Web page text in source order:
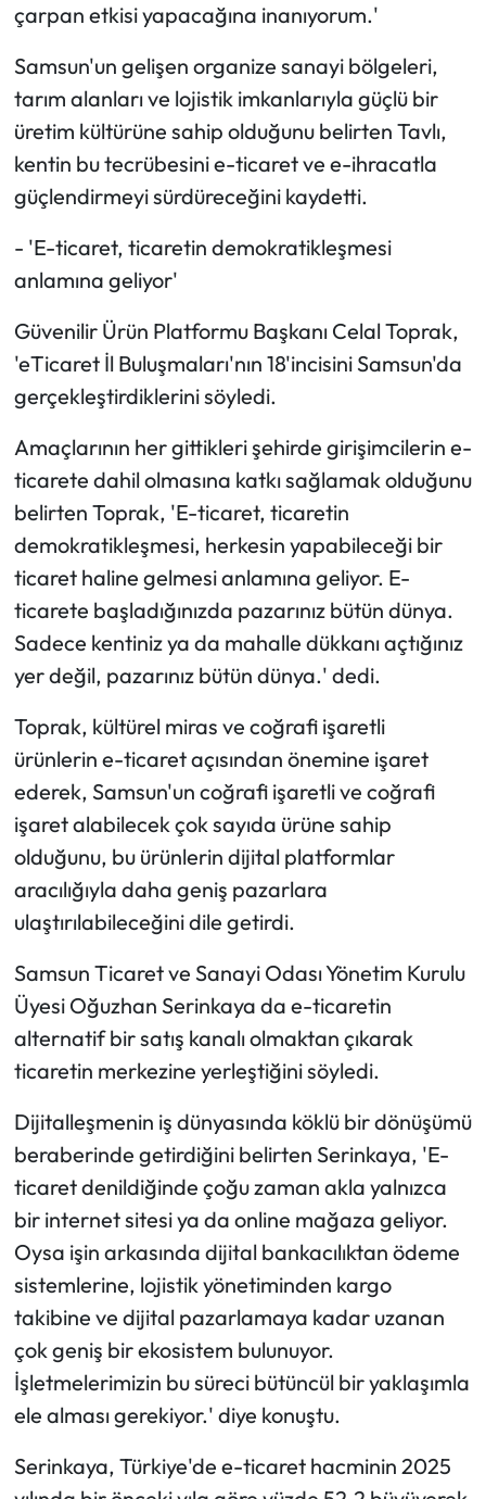
çarpan etkisi yapacağına inanıyorum.'
Samsun'un gelişen organize sanayi bölgeleri,
tarım alanları ve lojistik imkanlarıyla güçlü bir
üretim kültürüne sahip olduğunu belirten Tavlı,
kentin bu tecrübesini e-ticaret ve e-ihracatla
güçlendirmeyi sürdüreceğini kaydetti.
- 'E-ticaret, ticaretin demokratikleşmesi
anlamına geliyor'
Güvenilir Ürün Platformu Başkanı Celal Toprak,
'eTicaret İl Buluşmaları'nın 18'incisini Samsun'da
gerçekleştirdiklerini söyledi.
Amaçlarının her gittikleri şehirde girişimcilerin e-
ticarete dahil olmasına katkı sağlamak olduğunu
belirten Toprak, 'E-ticaret, ticaretin
demokratikleşmesi, herkesin yapabileceği bir
ticaret haline gelmesi anlamına geliyor. E-
ticarete başladığınızda pazarınız bütün dünya.
Sadece kentiniz ya da mahalle dükkanı açtığınız
yer değil, pazarınız bütün dünya.' dedi.
Toprak, kültürel miras ve coğrafi işaretli
ürünlerin e-ticaret açısından önemine işaret
ederek, Samsun'un coğrafi işaretli ve coğrafi
işaret alabilecek çok sayıda ürüne sahip
olduğunu, bu ürünlerin dijital platformlar
aracılığıyla daha geniş pazarlara
ulaştırılabileceğini dile getirdi.
Samsun Ticaret ve Sanayi Odası Yönetim Kurulu
Üyesi Oğuzhan Serinkaya da e-ticaretin
alternatif bir satış kanalı olmaktan çıkarak
ticaretin merkezine yerleştiğini söyledi.
Dijitalleşmenin iş dünyasında köklü bir dönüşümü
beraberinde getirdiğini belirten Serinkaya, 'E-
ticaret denildiğinde çoğu zaman akla yalnızca
bir internet sitesi ya da online mağaza geliyor.
Oysa işin arkasında dijital bankacılıktan ödeme
sistemlerine, lojistik yönetiminden kargo
takibine ve dijital pazarlamaya kadar uzanan
çok geniş bir ekosistem bulunuyor.
İşletmelerimizin bu süreci bütüncül bir yaklaşımla
ele alması gerekiyor.' diye konuştu.
Serinkaya, Türkiye'de e-ticaret hacminin 2025